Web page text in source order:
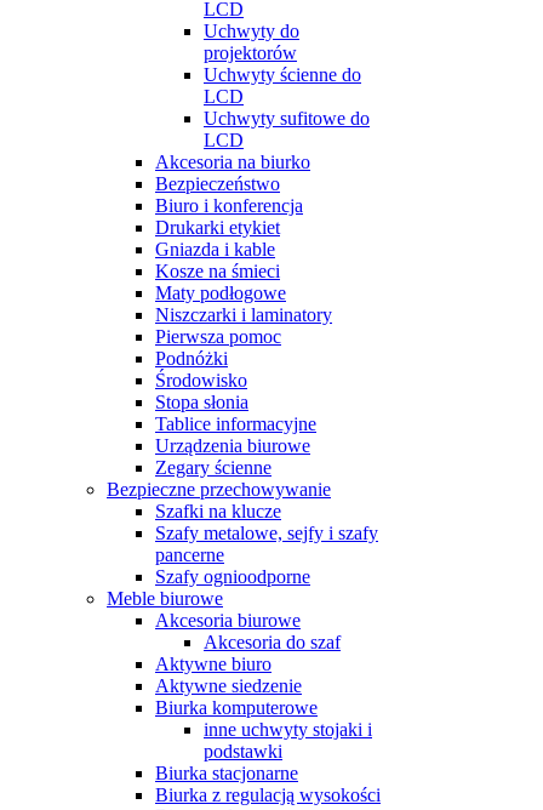
LCD
Uchwyty do
projektorów
Uchwyty ścienne do
LCD
Uchwyty sufitowe do
LCD
Akcesoria na biurko
Bezpieczeństwo
Biuro i konferencja
Drukarki etykiet
Gniazda i kable
Kosze na śmieci
Maty podłogowe
Niszczarki i laminatory
Pierwsza pomoc
Podnóżki
Środowisko
Stopa słonia
Tablice informacyjne
Urządzenia biurowe
Zegary ścienne
Bezpieczne przechowywanie
Szafki na klucze
Szafy metalowe, sejfy i szafy
pancerne
Szafy ognioodporne
Meble biurowe
Akcesoria biurowe
Akcesoria do szaf
Aktywne biuro
Aktywne siedzenie
Biurka komputerowe
inne uchwyty stojaki i
podstawki
Biurka stacjonarne
Biurka z regulacją wysokości